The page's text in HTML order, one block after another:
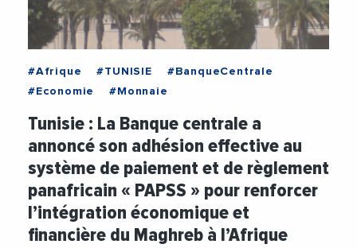
#Afrique #TUNISIE
#BanqueCentrale
#Economie
#Monnaie
Tunisie : La Banque centrale a
annoncé son adhésion effective au
système de paiement et de règlement
panafricain « PAPSS » pour renforcer
l’intégration économique et
financière du Maghreb à l’Afrique